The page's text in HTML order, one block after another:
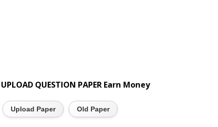
UPLOAD QUESTION PAPER Earn Money
Upload Paper Old Paper